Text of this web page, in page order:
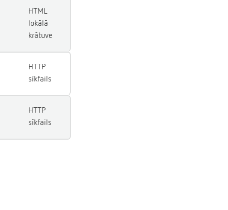
HTML
lokālā
krātuve
HTTP
sīkfails
HTTP
sīkfails